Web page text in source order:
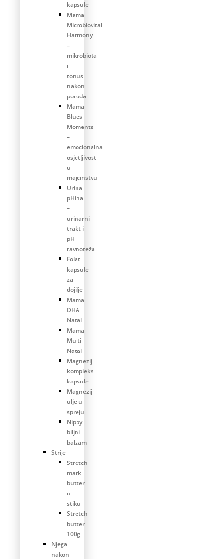
kapsule
Mama
Microbiovital
Harmony
–
mikrobiota
i
tonus
nakon
poroda
Mama
Blues
Moments
–
emocionalna
osjetljivost
u
majčinstvu
Urina
pHina
–
urinarni
trakt i
pH
ravnoteža
Folat
kapsule
za
dojilje
Mama
DHA
Natal
Mama
Multi
Natal
Magnezij
kompleks
kapsule
Magnezij
ulje u
spreju
Nippy
biljni
balzam
Strije
Stretch
mark
butter
u
stiku
Stretch
butter
100g
Njega
nakon